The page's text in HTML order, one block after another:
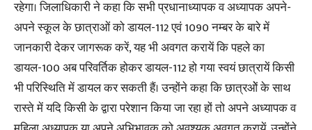
रहेगा। जिलाधिकारी ने कहा कि सभी प्रधानाध्यापक व अध्यापक अपने-
अपने स्कूल के छात्राओं को डायल-112 एवं 1090 नम्बर के बारे में
जानकारी देकर जागरूक करें, यह भी अवगत करायें कि पहले का
डायल-100 अब परिवर्तिक होकर डायल-112 हो गया स्वयं छात्रायें किसी
भी परिस्थिति में डायल कर सकती हैं। उन्होंने कहा कि छात्रओें के साथ
रास्ते में यदि किसी के द्वारा परेशान किया जा रहा हों तो अपने अध्यापक व